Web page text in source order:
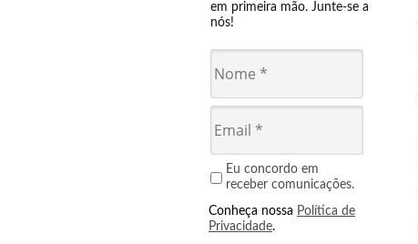
em primeira mão. Junte-se a
nós!
Eu concordo em
receber comunicações.
Conheça nossa Política de
Privacidade.